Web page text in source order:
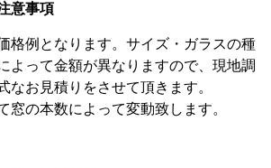
意事項
格例となります。サイズ・ガラスの種
よって金額が異なりますので、現地調
なお見積りをさせて頂きます。
窓の本数によって変動致します。